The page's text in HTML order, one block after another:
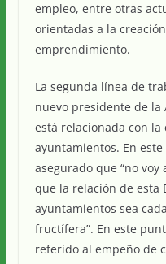
empleo, entre otras
orientadas a la
emprendimiento.
La segunda línea de
nuevo presidente de
está relacionada con la
ayuntamientos. En
asegurado que “no
que la relación de esta
ayuntamientos sea
fructífera”. En este
referido al empeño de